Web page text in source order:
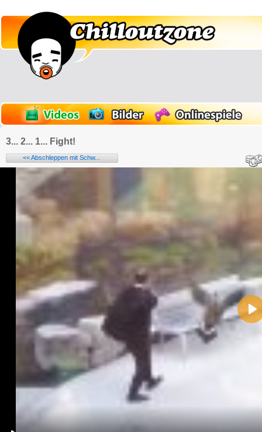
3... 2... 1... Fight!
<< Abschleppen mit Schw...
Name:
E-Mail-Adresse (optional):
Alle HTML-Tags außer <br>, <strike> und <i> werden aus Deinem Kommentar entfernt.